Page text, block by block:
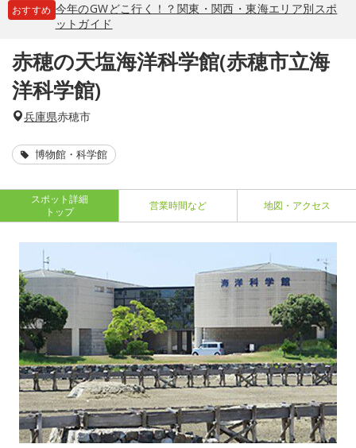
おすすめ 今年のGWどこ行く！？関東・関西・東海エリア別スポ
ットガイド
赤穂の天塩海洋科学館(赤穂市立海
洋科学館)
兵庫県赤穂市
博物館・科学館
スポット詳細
トップ
営業時間など 地図・アクセス